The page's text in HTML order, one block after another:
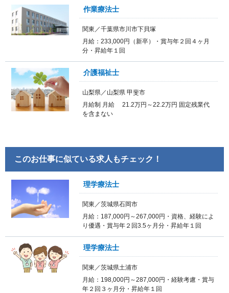
作業療法士
関東／千葉県市川市下貝塚
月給：233,000円（新卒）・賞与年２回４ヶ月
分・昇給年１回
介護福祉士
山梨県／山梨県 甲斐市
月給制 月給 21.2万円～22.2万円 固定残業代
を含まない
このお仕事に似ている求人もチェック！
理学療法士
関東／茨城県石岡市
月給：187,000円～267,000円・資格、経験によ
り優遇・賞与年２回3.5ヶ月分・昇給年１回
理学療法士
関東／茨城県土浦市
月給：198,000円～287,000円・経験考慮・賞与
年２回３ヶ月分・昇給年１回